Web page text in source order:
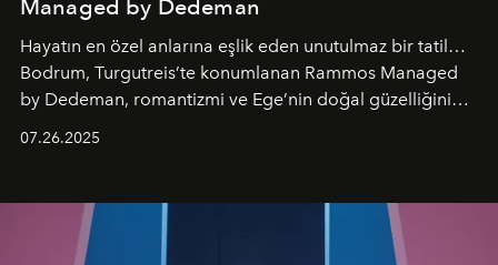
Managed by Dedeman
Hayatın en özel anlarına eşlik eden unutulmaz bir tatil…
Bodrum, Turgutreis’te konumlanan Rammos Managed
by Dedeman, romantizmi ve Ege’nin doğal güzelliğini
07.26.2025